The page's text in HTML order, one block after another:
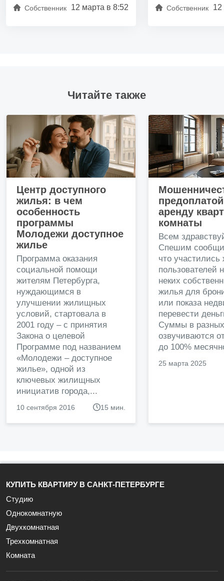
Мебель на кухне
Собственник 12 марта в 8:52 Собственник 12
Читайте также
Центр доступного
жилья: в чем
особенность
программы
Молодежи доступное
жилье
Программа оказания
социальной помощи
жителям Петербурга,
нуждающимся в
улучшении жилищных
условий, стартовала в
2001 году – с принятия
Закона о целевой
Программе под названием
«Молодежи – доступное
жилье», одной из
ключевых жилищных
инициатив города,...
10 сентября 2016 15 мин.
аренду
комнаты
Всем
Спешим
что
пользователей
неких
жилья для
или показа
перевести
Суммы в
озвучиваются
до 100%
25 марта 2025
КУПИТЬ КВАРТИРУ В САНКТ-ПЕТЕРБУРГЕ
Студию
Однокомнатную
Двухкомнатная
Трехкомнатная
Комната